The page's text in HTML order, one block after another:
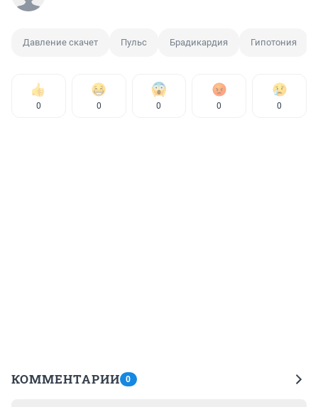
Давление скачет Пульс Брадикардия Гипотония
0 0 0 0 0
КОММЕНТАРИИ 0